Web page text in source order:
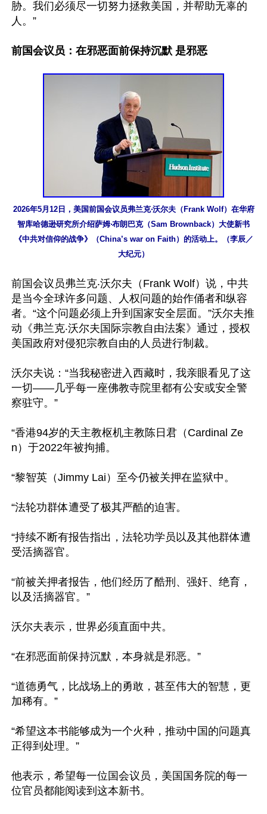
胁。我们必须尽一切努力拯救美国，并帮助无辜的
人。”
前国会议员：在邪恶面前保持沉默 是邪恶
2026年5月12日，美国前国会议员弗兰克‧沃尔夫（Frank Wolf）在华府
智库哈德逊研究所介绍萨姆‧布朗巴克（Sam Brownback）大使新书
《中共对信仰的战争》（China’s war on Faith）的活动上。（李辰／
大纪元）
前国会议员弗兰克‧沃尔夫（Frank Wolf）说，中共
是当今全球许多问题、人权问题的始作俑者和纵容
者。“这个问题必须上升到国家安全层面。”沃尔夫推
动《弗兰克‧沃尔夫国际宗教自由法案》通过，授权
美国政府对侵犯宗教自由的人员进行制裁。
沃尔夫说：“当我秘密进入西藏时，我亲眼看见了这
一切——几乎每一座佛教寺院里都有公安或安全警
察驻守。”
“香港94岁的天主教枢机主教陈日君（Cardinal Ze
n）于2022年被拘捕。
“黎智英（Jimmy Lai）至今仍被关押在监狱中。
“法轮功群体遭受了极其严酷的迫害。
“持续不断有报告指出，法轮功学员以及其他群体遭
受活摘器官。
“前被关押者报告，他们经历了酷刑、强奸、绝育，
以及活摘器官。”
沃尔夫表示，世界必须直面中共。
“在邪恶面前保持沉默，本身就是邪恶。”
“道德勇气，比战场上的勇敢，甚至伟大的智慧，更
加稀有。”
“希望这本书能够成为一个火种，推动中国的问题真
正得到处理。”
他表示，希望每一位国会议员，美国国务院的每一
位官员都能阅读到这本新书。